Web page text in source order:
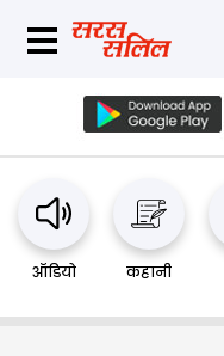
ऑडियो कहानी